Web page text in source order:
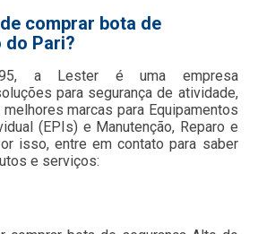
comprar bota de
do Pari?
a Lester é uma empresa
para segurança de atividade,
marcas para Equipamentos
(EPIs) e Manutenção, Reparo e
isso, entre em contato para saber
e serviços: